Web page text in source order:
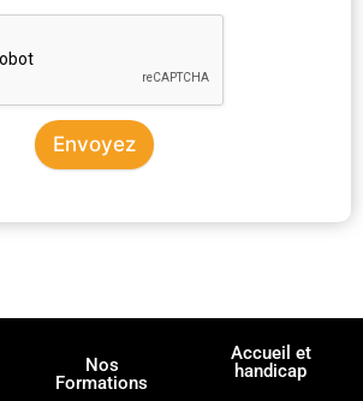
Envoyez
Nos
Formations
Accueil et
handicap